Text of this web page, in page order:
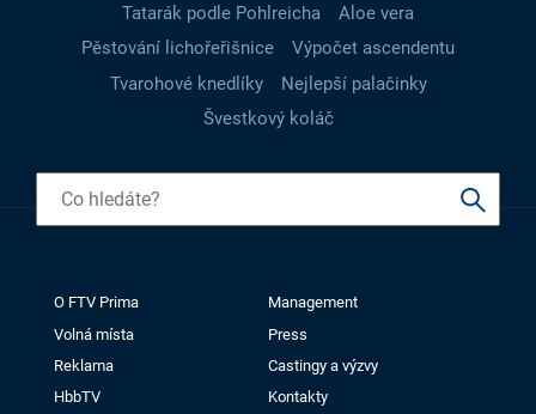
Tatarák podle Pohlreicha
Aloe vera
Pěstování lichořeřišnice
Výpočet ascendentu
Tvarohové knedlíky
Nejlepší palačinky
Švestkový koláč
O FTV Prima
Management
Volná místa
Press
Reklama
Castingy a výzvy
HbbTV
Kontakty